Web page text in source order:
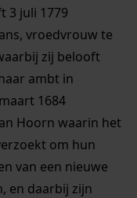
3 juli 1779
vroedvrouw te
zij belooft
ambt in
1684
Hoorn waarin het
om hun
van een nieuwe
en daarbij zijn